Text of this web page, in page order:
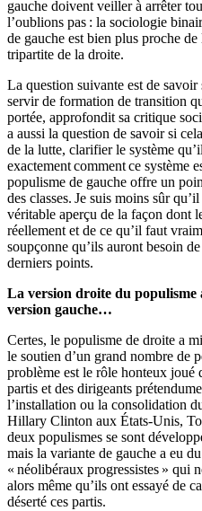
gauche doivent veiller à arrêter
l’oublions pas : la sociologie
de gauche est bien plus proche
tripartite de la droite.
La question suivante est de
servir de formation de transition
portée, approfondit sa critique
a aussi la question de savoir si
de la lutte, clarifier le système
exactement comment ce système
populisme de gauche offre un
des classes. Je suis moins sûr
véritable aperçu de la façon dont
réellement et de ce qu’il faut
soupçonne qu’ils auront besoin
derniers points.
La version droite du populisme
version gauche…
Certes, le populisme de droite a
le soutien d’un grand nombre de
problème est le rôle honteux joué
partis et des dirigeants
l’installation ou la consolidation
Hillary Clinton aux États-Unis,
deux populismes se sont
mais la variante de gauche a eu
« néolibéraux progressistes » qui
alors même qu’ils ont essayé de
déserté ces partis.